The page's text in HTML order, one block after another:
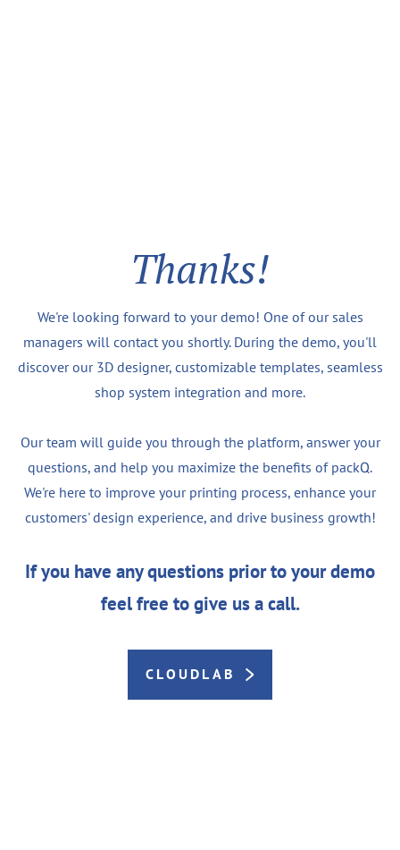
Thanks!
We're looking forward to your demo! One of our sales
managers will contact you shortly. During the demo, you'll
discover our 3D designer, customizable templates, seamless
shop system integration and more.
Our team will guide you through the platform, answer your
questions, and help you maximize the benefits of packQ.
We're here to improve your printing process, enhance your
customers' design experience, and drive business growth!
If you have any questions prior to your demo
feel free to give us a call.
CLOUDLAB